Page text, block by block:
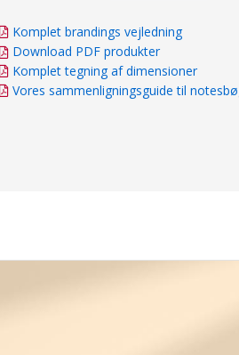
Komplet brandings vejledning
Download PDF produkter
Komplet tegning af dimensioner
Vores sammenligningsguide til